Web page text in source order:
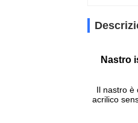
Nastro
Il nastro è
acrilico